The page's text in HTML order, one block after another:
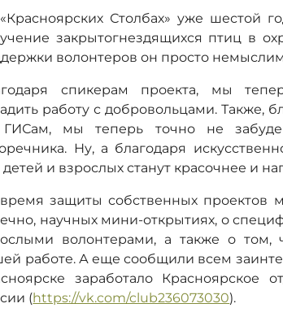
Столбах» уже шестой
закрытогнездящихся птиц в
волонтеров он просто
спикерам проекта, мы
работу с добровольцами. Также,
мы теперь точно не
Ну, а благодаря
детей и взрослых станут красочнее и
защиты собственных проектов
научных мини-открытиях, о
волонтерами, а также о том,
работе. А еще сообщили всем
заработало Красноярское
(https://vk.com/club236073030).